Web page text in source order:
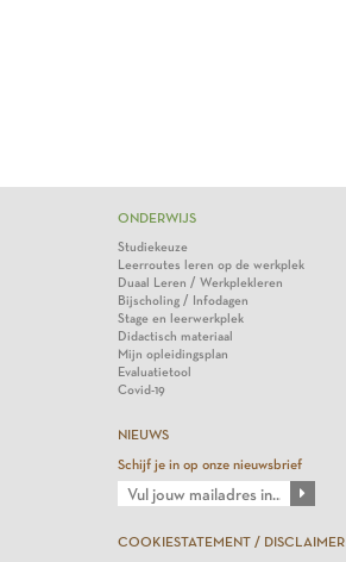
ONDERWIJS
Studiekeuze
Leerroutes leren op de werkplek
Duaal Leren / Werkplekleren
Bijscholing / Infodagen
Stage en leerwerkplek
Didactisch materiaal
Mijn opleidingsplan
Evaluatietool
Covid-19
NIEUWS
Schijf je in op onze nieuwsbrief
COOKIESTATEMENT / DISCLAIMER